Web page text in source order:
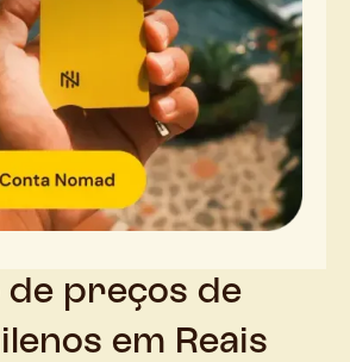
de preços de
em Reais